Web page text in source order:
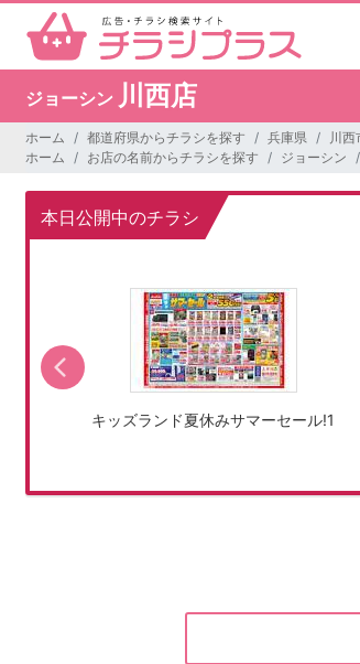
ジョーシン 川西店
ホーム 都道府県からチラシを探す 兵庫県 川西
ホーム
お店の名前からチラシを探す ジョーシン
本日公開中のチラシ
キッズランド夏休みサマーセール!1